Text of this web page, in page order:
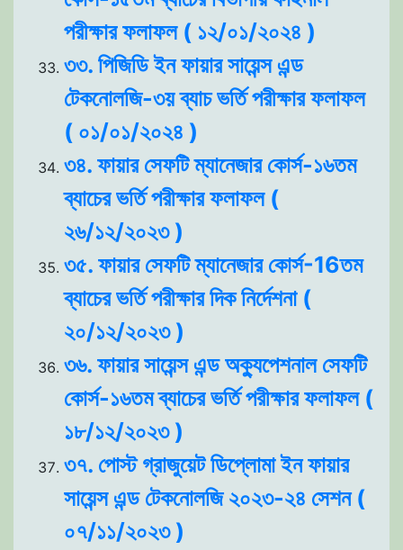
পরীক্ষার ফলাফল ( ১২/০১/২০২৪ )
৩৩. পিজিডি ইন ফায়ার সায়েন্স এন্ড
টেকনোলজি-৩য় ব্যাচ ভর্তি পরীক্ষার ফলাফল
( ০১/০১/২০২৪ )
৩৪. ফায়ার সেফটি ম্যানেজার কোর্স-১৬তম
ব্যাচের ভর্তি পরীক্ষার ফলাফল (
২৬/১২/২০২৩ )
৩৫. ফায়ার সেফটি ম্যানেজার কোর্স-16তম
ব্যাচের ভর্তি পরীক্ষার দিক নির্দেশনা (
২০/১২/২০২৩ )
৩৬. ফায়ার সায়েন্স এন্ড অক্যুপেশনাল সেফটি
কোর্স-১৬তম ব্যাচের ভর্তি পরীক্ষার ফলাফল (
১৮/১২/২০২৩ )
৩৭. পোস্ট গ্রাজুয়েট ডিপ্লোমা ইন ফায়ার
সায়েন্স এন্ড টেকনোলজি ২০২৩-২৪ সেশন (
০৭/১১/২০২৩ )